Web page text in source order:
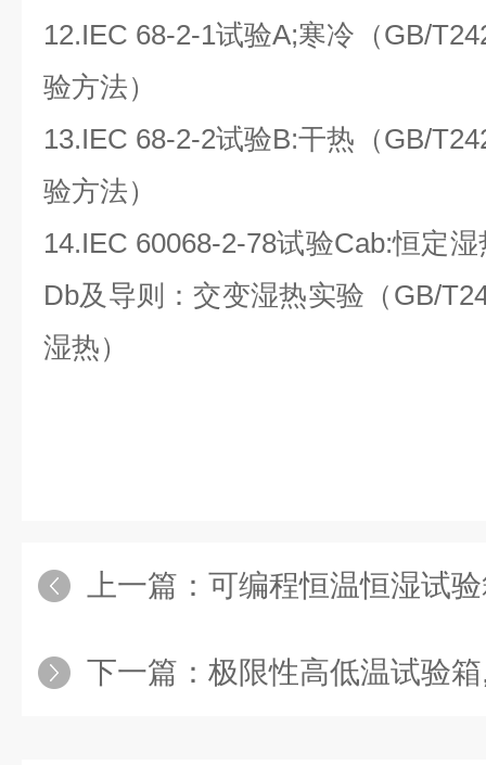
12.IEC 68-2-1试验A;寒冷（GB/
验方法）
13.IEC 68-2-2试验B:干热（GB/
验方法）
14.IEC 60068-2-78试验Cab:恒定湿
Db及导则：交变湿热实验（ GB/
湿热）
上一篇： 可编程恒温恒湿试验箱厂家,
下一篇： 极限性高低温试验箱,